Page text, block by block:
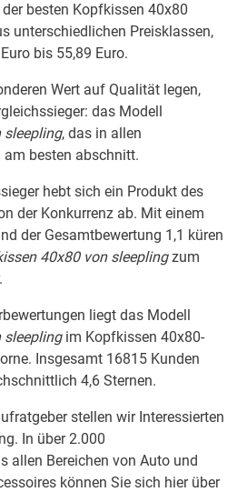
besten Kopfkissen 40x80
unterschiedlichen Preisklassen,
bis 55,89 Euro.
Wert auf Qualität legen,
das Modell
sleepling, das in allen
besten abschnitt.
hebt sich ein Produkt des
der Konkurrenz ab. Mit einem
der Gesamtbewertung 1,1 küren
40x80 von sleeplingzum
liegt das Modell
sleeplingim Kopfkissen 40x80-
Insgesamt 16815 Kunden
4,6 Sternen.
stellen wir Interessierten
In über 2.000
allen Bereichen von Auto und
können Sie sich hier über